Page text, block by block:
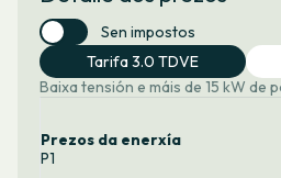
Sen impostos
Tarifa 3.0 TDVE
Baixa tensión e máis de 15 kW de
Prezos da enerxía
P1